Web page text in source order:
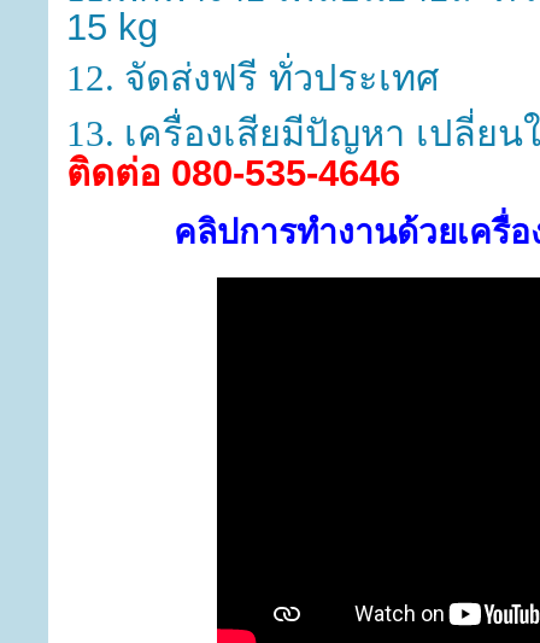
15 kg
12. จัดส่งฟรี ทั่วประเทศ
13. เครื่องเสียมีปัญหา เปลี่ย
ติดต่อ 080-535-4646
คลิปการทำงานด้วยเครื่อ